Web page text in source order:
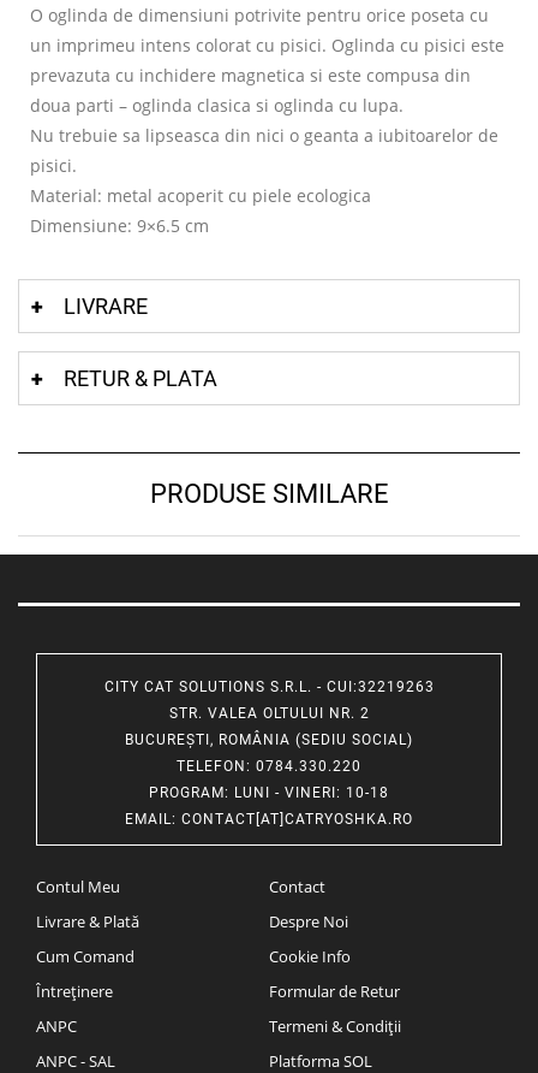
O oglinda de dimensiuni potrivite pentru orice poseta cu
un imprimeu intens colorat cu pisici. Oglinda cu pisici este
prevazuta cu inchidere magnetica si este compusa din
doua parti – oglinda clasica si oglinda cu lupa.
Nu trebuie sa lipseasca din nici o geanta a iubitoarelor de
pisici.
Material: metal acoperit cu piele ecologica
Dimensiune: 9×6.5 cm
LIVRARE
RETUR & PLATA
PRODUSE SIMILARE
CITY CAT SOLUTIONS S.R.L. - CUI:32219263
STR. VALEA OLTULUI NR. 2
BUCUREȘTI, ROMÂNIA (SEDIU SOCIAL)
TELEFON : 0784.330.220
PROGRAM: LUNI - VINERI: 10-18
EMAIL: CONTACT[AT]CATRYOSHKA.RO
Contul Meu
Livrare & Plată
Cum Comand
Întreținere
ANPC
ANPC - SAL
Contact
Despre Noi
Cookie Info
Formular de Retur
Termeni & Condiții
Platforma SOL